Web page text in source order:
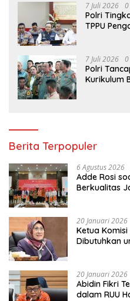
7 Juli 2026
Polri
TPPU
7 Juli 2026
Polri
Kurikulum
Berita Terpopuler
6 Agustus 2026
Adde Rosi
Berkualitas
20 Januari 2026
Ketua Komisi
Dibutuhkan
20 Januari 2026
Abidin Fikri
dalam RUU